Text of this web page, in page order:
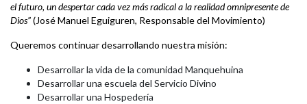
el futuro, un despertar cada vez más radical a la realidad omnipresente de
Dios”(José Manuel Eguiguren, Responsable del Movimiento)
Queremos continuar desarrollando nuestra misión:
Desarrollar la vida de la comunidad Manquehuina
Desarrollar una escuela del Servicio Divino
Desarrollar una Hospedería